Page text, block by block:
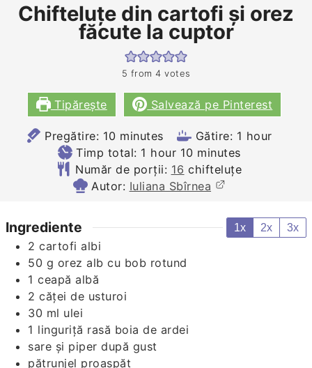
Chifteluțe din cartofi și orez
făcute la cuptor
5 from 4 votes
Tipărește Salvează pe Pinterest
Pregătire: 10minutes
minutes Gătire: 1 hour
hour
Timp total: 1 hour
hour 10minutes
minutes
Număr de porții: 16 chifteluțe
Autor: Iuliana Sbîrnea
Ingrediente 1x 2x 3x
2 cartofi albi
50 g orez alb cu bob rotund
1 ceapă albă
2 căței de usturoi
30 ml ulei
1 linguriță rasă boia de ardei
sare și piper după gust
pătrunjel proaspăt